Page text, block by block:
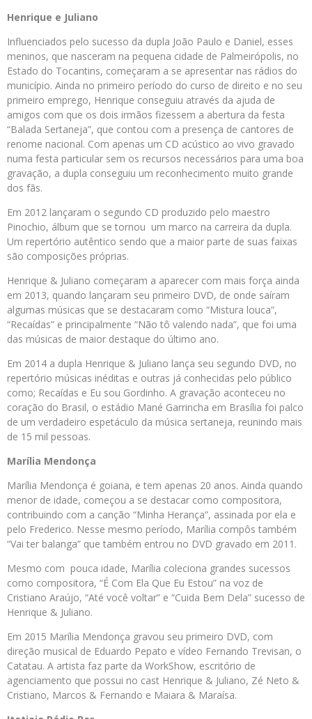
Henrique e Juliano
Influenciados pelo sucesso da dupla João Paulo e Daniel, esses
meninos, que nasceram na pequena cidade de Palmeirópolis, no
Estado do Tocantins, começaram a se apresentar nas rádios do
município. Ainda no primeiro período do curso de direito e no seu
primeiro emprego, Henrique conseguiu através da ajuda de
amigos com que os dois irmãos fizessem a abertura da festa
“Balada Sertaneja”, que contou com a presença de cantores de
renome nacional. Com apenas um CD acústico ao vivo gravado
numa festa particular sem os recursos necessários para uma boa
gravação, a dupla conseguiu um reconhecimento muito grande
dos fãs.
Em 2012 lançaram o segundo CD produzido pelo maestro
Pinochio, álbum que se tornou um marco na carreira da dupla.
Um repertório autêntico sendo que a maior parte de suas faixas
são composições próprias.
Henrique & Juliano começaram a aparecer com mais força ainda
em 2013, quando lançaram seu primeiro DVD, de onde saíram
algumas músicas que se destacaram como “Mistura louca”,
“Recaídas” e principalmente “Não tô valendo nada”, que foi uma
das músicas de maior destaque do último ano.
Em 2014 a dupla Henrique & Juliano lança seu segundo DVD, no
repertório músicas inéditas e outras já conhecidas pelo público
como; Recaídas e Eu sou Gordinho. A gravação aconteceu no
coração do Brasil, o estádio Mané Garrincha em Brasília foi palco
de um verdadeiro espetáculo da música sertaneja, reunindo mais
de 15 mil pessoas.
Marília Mendonça
Marília Mendonça é goiana, e tem apenas 20 anos. Ainda quando
menor de idade, começou a se destacar como compositora,
contribuindo com a canção “Minha Herança”, assinada por ela e
pelo Frederico. Nesse mesmo período, Marília compôs também
“Vai ter balanga” que também entrou no DVD gravado em 2011.
Mesmo com pouca idade, Marília coleciona grandes sucessos
como compositora, “É Com Ela Que Eu Estou” na voz de
Cristiano Araújo, “Até você voltar” e “Cuida Bem Dela” sucesso de
Henrique & Juliano.
Em 2015 Marília Mendonça gravou seu primeiro DVD, com
direção musical de Eduardo Pepato e vídeo Fernando Trevisan, o
Catatau. A artista faz parte da WorkShow, escritório de
agenciamento que possui no cast Henrique & Juliano, Zé Neto &
Cristiano, Marcos & Fernando e Maiara & Maraísa.